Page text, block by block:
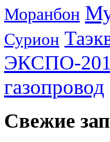
Моранбон
Сурион
ЭКСПО-
газопровод
Свежие